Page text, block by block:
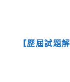
【歷屆試題